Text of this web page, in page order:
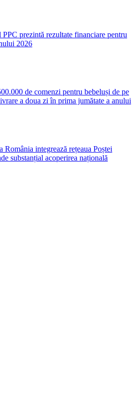
prezintă rezultate financiare pentru
2026
de comenzi pentru bebeluși de pe
a doua zi în prima jumătate a anului
România integrează rețeaua Poștei
substanțial acoperirea națională